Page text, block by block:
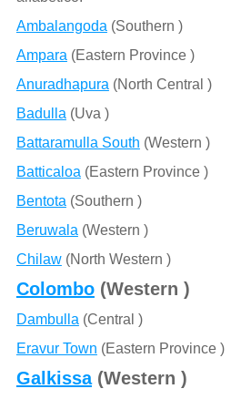
Ambalangoda (Southern )
Ampara (Eastern Province )
Anuradhapura (North Central )
Badulla (Uva )
Battaramulla South (Western )
Batticaloa (Eastern Province )
Bentota (Southern )
Beruwala (Western )
Chilaw(North Western )
Colombo(Western )
Dambulla (Central )
Eravur Town (Eastern Province )
Galkissa(Western )